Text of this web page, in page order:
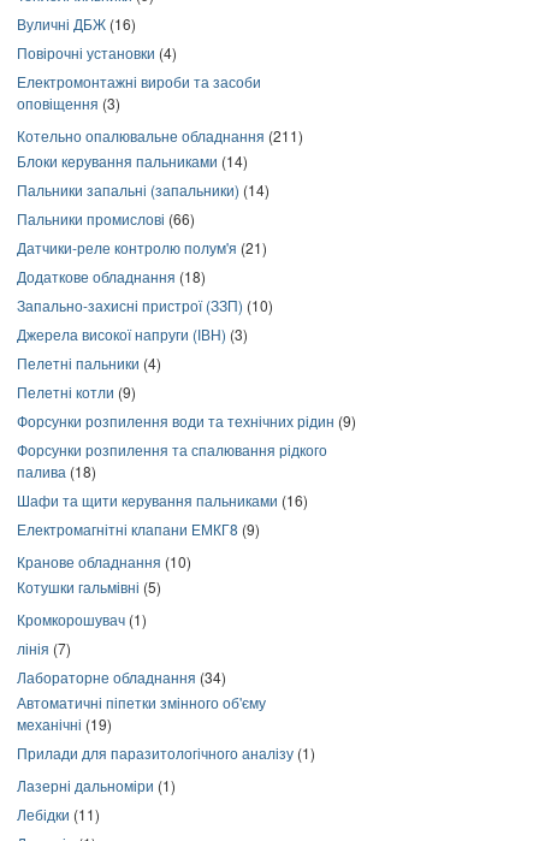
Вуличні ДБЖ (16)
Повірочні установки (4)
Електромонтажні вироби та засоби
оповіщення (3)
Котельно опалювальне обладнання (211)
Блоки керування пальниками (14)
Пальники запальні (запальники) (14)
Пальники промислові (66)
Датчики-реле контролю полум'я (21)
Додаткове обладнання (18)
Запально-захисні пристрої (ЗЗП) (10)
Джерела високої напруги (ІВН) (3)
Пелетні пальники (4)
Пелетні котли (9)
Форсунки розпилення води та технічних рідин (9)
Форсунки розпилення та спалювання рідкого
палива (18)
Шафи та щити керування пальниками (16)
Електромагнітні клапани ЕМКГ8 (9)
Кранове обладнання (10)
Котушки гальмівні (5)
Кромкорошувач (1)
лінія (7)
Лабораторне обладнання (34)
Автоматичні піпетки змінного об'єму
механічні (19)
Прилади для паразитологічного аналізу (1)
Лазерні дальноміри (1)
Лебідки (11)